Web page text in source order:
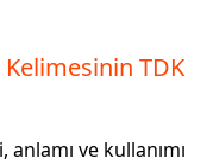
TDK
ve kullanımı